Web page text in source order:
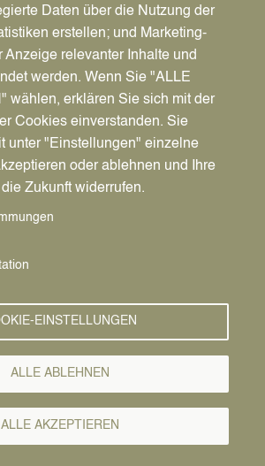
Daten über die Nutzung der
erstellen; und Marketing-
Anzeige relevanter Inhalte und
werden. Wenn Sie "ALLE
wählen, erklären Sie sich mit der
Cookies einverstanden. Sie
unter "Einstellungen" einzelne
oder ablehnen und Ihre
Zukunft widerrufen.
EINSTELLUNGEN
ALLE ABLEHNEN
ALLE AKZEPTIEREN